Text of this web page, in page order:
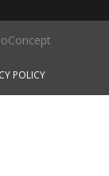
POLICY